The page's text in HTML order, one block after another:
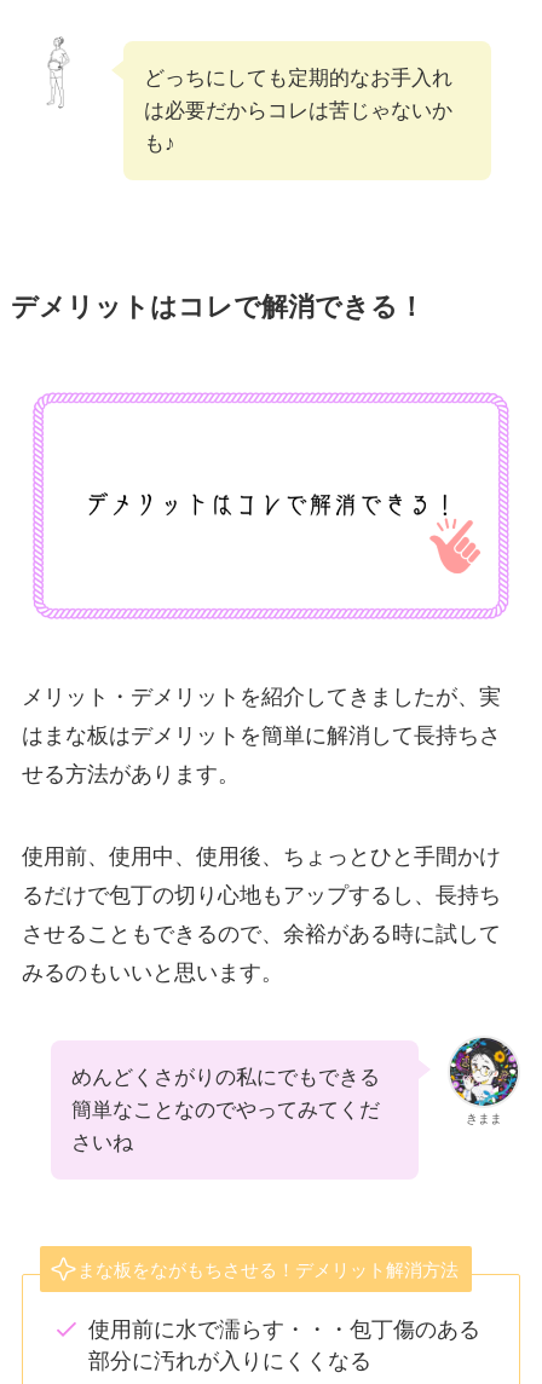
どっちにしても定期的なお手入れ
は必要だからコレは苦じゃないか
も♪
デメリットはコレで解消できる！
メリット・デメリットを紹介してきましたが、実
はまな板はデメリットを簡単に解消して長持ちさ
せる方法があります。
使用前、使用中、使用後、ちょっとひと手間かけ
るだけで包丁の切り心地もアップするし、長持ち
させることもできるので、余裕がある時に試して
みるのもいいと思います。
きまま
めんどくさがりの私にでもできる
簡単なことなのでやってみてくだ
さいね
まな板をながもちさせる！デメリット解消方法
使用前に水で濡らす・・・包丁傷のある
部分に汚れが入りにくくなる